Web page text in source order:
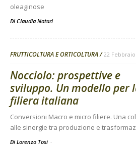
oleaginose
Di Claudia Notari
FRUTTICOLTURA E ORTICOLTURA 22 Febbraio
Nocciolo: prospettive e
sviluppo. Un modello per
filiera italiana
Conversioni Macro e micro filiere. Una
alle sinergie tra produzione e
Di Lorenzo Tosi -